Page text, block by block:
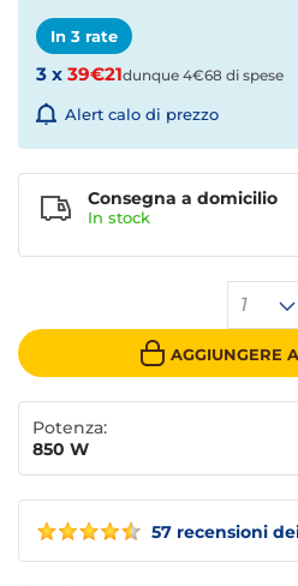
57 recensioni
In 3 rate
3 x 39€21dunque 4€68 di spese
Alert calo di prezzo
1
AGGIUNGERE
Consegna a domicilio
In stock
Potenza:
850 W